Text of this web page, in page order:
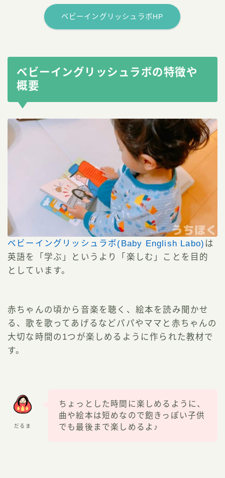
ベビーイングリッシュラボHP
ベビーイングリッシュラボの特徴や
概要
ベビーイングリッシュラボ(Baby English Labo) は
英語を「学ぶ」というより「楽しむ」ことを目的
としています。
赤ちゃんの頃から音楽を聴く、絵本を読み聞かせ
る、歌を歌ってあげるなどパパやママと赤ちゃんの
大切な時間の1つが楽しめるように作られた教材で
す。
だるま
ちょっとした時間に楽しめるように、
曲や絵本は短めなので飽きっぽい子供
でも最後まで楽しめるよ♪